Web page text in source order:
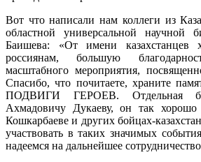
Вот что написали нам коллеги из
областной универсальной научной
Баишева: «От имени казахстанцев
россиянам, большую
масштабного мероприятия,
Спасибо, что почитаете, храните
ПОДВИГИ ГЕРОЕВ. Отдельная
Ахмадовичу Дукаеву, он так
Кошкарбаеве и других бойцах-
участвовать в таких значимых
надеемся на дальнейшее